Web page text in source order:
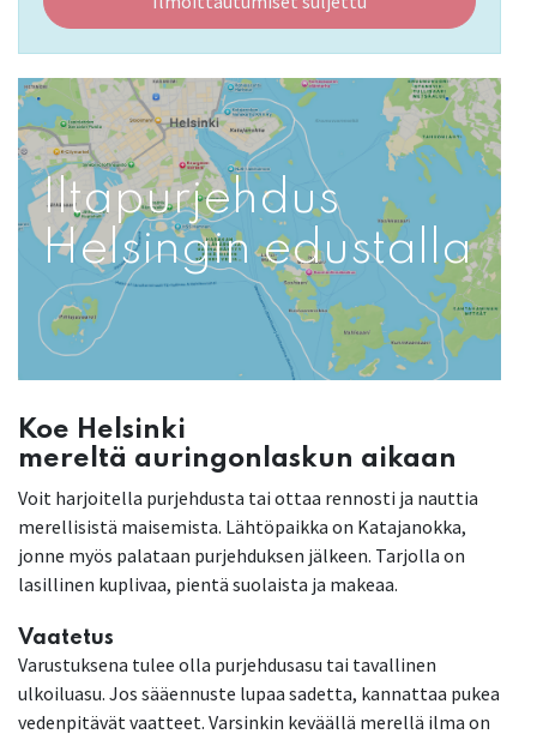
Iltapurjehdus
Helsingin edustalla
Koe Helsinki
mereltä auringonlaskun aikaan
Voit harjoitella purjehdusta tai ottaa rennosti ja nauttia
merellisistä maisemista. Lähtöpaikka on Katajanokka,
jonne myös palataan purjehduksen jälkeen. Tarjolla on
lasillinen kuplivaa, pientä suolaista ja makeaa.
Vaatetus
Varustuksena tulee olla purjehdusasu tai tavallinen
ulkoiluasu. Jos sääennuste lupaa sadetta, kannattaa pukea
vedenpitävät vaatteet. Varsinkin keväällä merellä ilma on